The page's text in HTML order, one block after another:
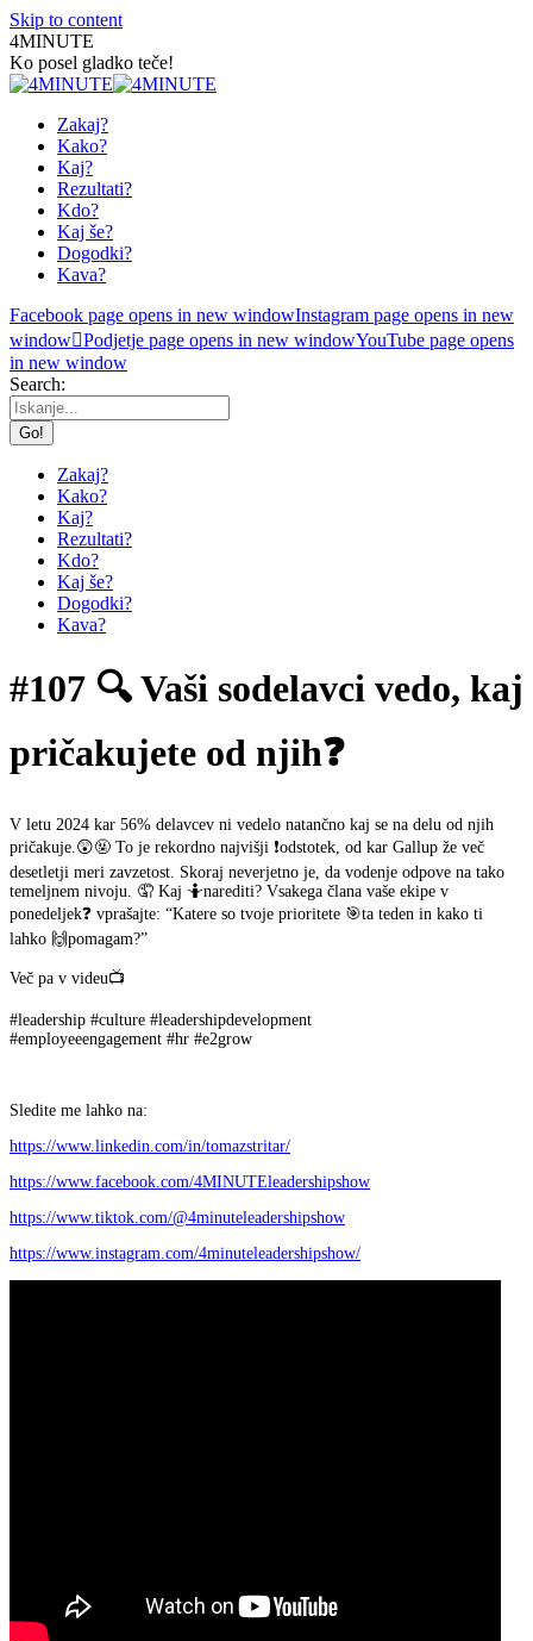
Skip to content
4MINUTE
Ko posel gladko teče!
Zakaj?
Kako?
Kaj?
Rezultati?
Kdo?
Kaj še?
Dogodki?
Kava?
Facebook page opens in new windowInstagram page opens in new
window Podjetje page opens in new windowYouTube page opens
in new window
Search:
Zakaj?
Kako?
Kaj?
Rezultati?
Kdo?
Kaj še?
Dogodki?
Kava?
#107 🔍 Vaši sodelavci vedo, kaj
pričakujete od njih❓
V letu 2024 kar 56% delavcev ni vedelo natančno kaj se na delu od njih
pričakuje.😲🤬 To je rekordno najvišji ❗odstotek, od kar Gallup že več
desetletji meri zavzetost. Skoraj neverjetno je, da vodenje odpove na tako
temeljnem nivoju. 🤦 Kaj 🤷narediti? Vsakega člana vaše ekipe v
ponedeljek❓ vprašajte: “Katere so tvoje prioritete 🎯ta teden in kako ti
lahko 🙌pomagam?”
Več pa v videu📺
#leadership #culture #leadershipdevelopment
#employeeengagement #hr #e2grow
Sledite me lahko na:
https://www.linkedin.com/in/tomazstritar/
https://www.facebook.com/4MINUTEleadershipshow
https://www.tiktok.com/@4minuteleadershipshow
https://www.instagram.com/4minuteleadershipshow/